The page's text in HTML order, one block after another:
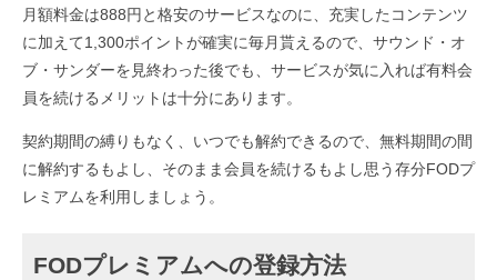
月額料金は888円と格安のサービスなのに、充実したコンテンツ
に加えて1,300ポイントが確実に毎月貰えるので、サウンド・オ
ブ・サンダーを見終わった後でも、サービスが気に入れば有料会
員を続けるメリットは十分にあります。
契約期間の縛りもなく、いつでも解約できるので、無料期間の間
に解約するもよし、そのまま会員を続けるもよし思う存分FODプ
レミアムを利用しましょう。
FODプレミアムへの登録方法